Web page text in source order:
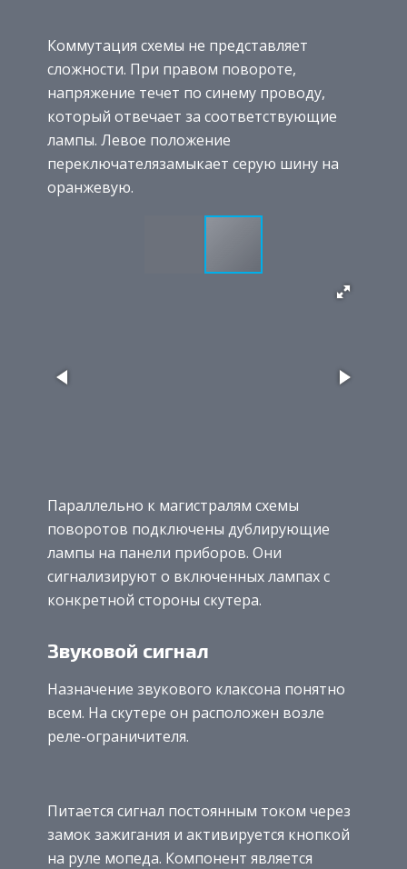
Коммутация схемы не представляет
сложности. При правом повороте,
напряжение течет по синему проводу,
который отвечает за соответствующие
лампы. Левое положение
переключателязамыкает серую шину на
оранжевую.
Параллельно к магистралям схемы
поворотов подключены дублирующие
лампы на панели приборов. Они
сигнализируют о включенных лампах с
конкретной стороны скутера.
Звуковой сигнал
Назначение звукового клаксона понятно
всем. На скутере он расположен возле
реле-ограничителя.
Питается сигнал постоянным током через
замок зажигания и активируется кнопкой
на руле мопеда. Компонент является